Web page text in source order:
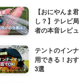
【おにやんま
し？】テレビ
者の本音レビ
テントのイン
用できる！お
3選